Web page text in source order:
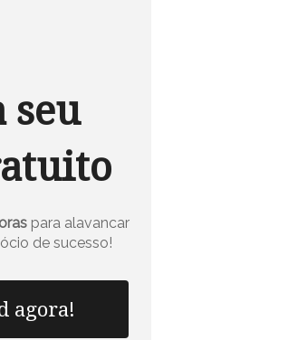
seu
para alavancar
de sucesso!
agora!